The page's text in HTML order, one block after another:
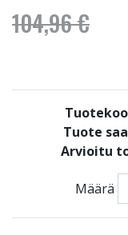
104,96 €
Tuote
Arvioitu
Määrä